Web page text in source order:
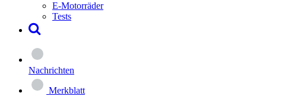
E-Motorräder
Tests
Nachrichten
Merkblatt